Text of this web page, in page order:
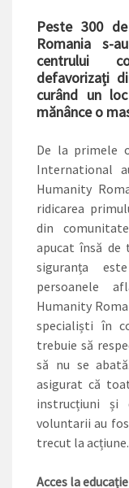
Peste 300
Romania s-
centrului
defavorizați
curând un
mănânce o
De la primele
International
Humanity
ridicarea
din
apucat însă
siguranța
persoanele
Humanity
specialiști în
trebuie să
să nu se
asigurat că
instrucțiuni și
voluntarii au
trecut la acțiune.
Acces la